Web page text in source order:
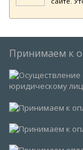
Принимаем к